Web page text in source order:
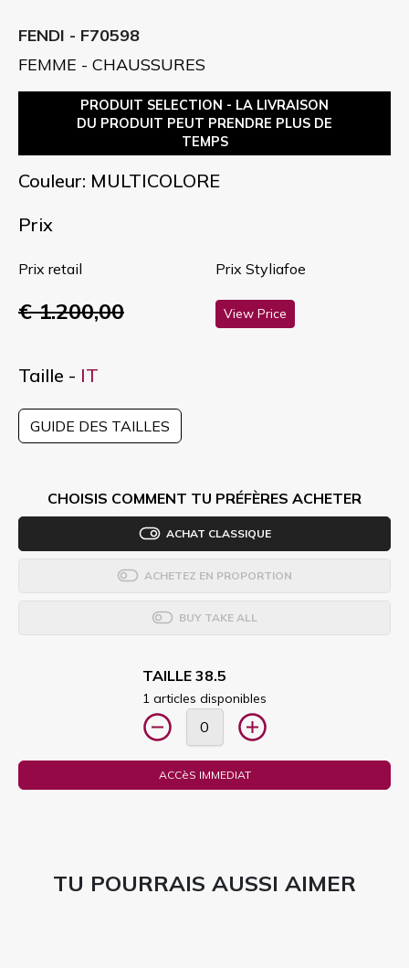
FENDI - F70598
FEMME - CHAUSSURES
PRODUIT SELECTION - LA LIVRAISON
DU PRODUIT PEUT PRENDRE PLUS DE
TEMPS
Couleur: MULTICOLORE
Prix
Prix retail
€ 1.200,00
Prix Styliafoe
View Price
Taille - IT
GUIDE DES TAILLES
CHOISIS COMMENT TU PRÉFÈRES ACHETER
ACHAT CLASSIQUE
ACHETEZ EN PROPORTION
BUY TAKE ALL
TAILLE 38.5
1 articles disponibles
ACCèS IMMEDIAT
TU POURRAIS AUSSI AIMER